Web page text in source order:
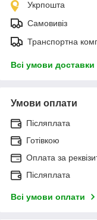
Укрпошта
Самовивіз
Транспортна
Всі умови доставки
Умови оплати
Післяплата
Готівкою
Оплата за
Післяплата
Всі умови оплати